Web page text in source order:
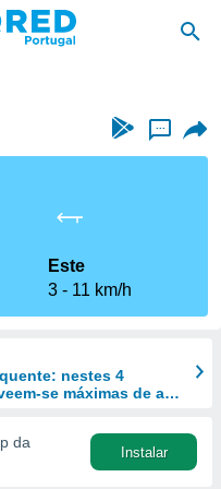
...
Este
3
11 km/h
nestes 4
se máximas de até
da
Instalar